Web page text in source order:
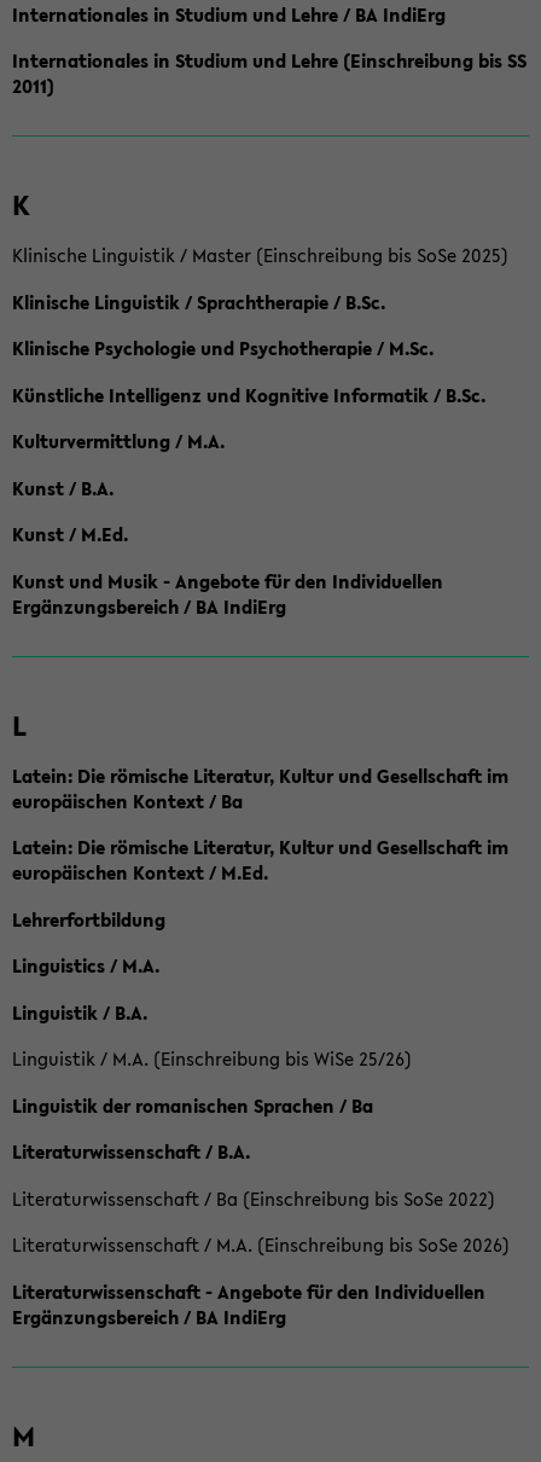
Internationales in Studium und Lehre / BA IndiErg
Internationales in Studium und Lehre (Einschreibung bis SS
2011)
K
Klinische Linguistik / Master (Einschreibung bis SoSe 2025)
Klinische Linguistik / Sprachtherapie / B.Sc.
Klinische Psychologie und Psychotherapie / M.Sc.
Künstliche Intelligenz und Kognitive Informatik / B.Sc.
Kulturvermittlung / M.A.
Kunst / B.A.
Kunst / M.Ed.
Kunst und Musik - Angebote für den Individuellen
Ergänzungsbereich / BA IndiErg
L
Latein: Die römische Literatur, Kultur und Gesellschaft im
europäischen Kontext / Ba
Latein: Die römische Literatur, Kultur und Gesellschaft im
europäischen Kontext / M.Ed.
Lehrerfortbildung
Linguistics / M.A.
Linguistik / B.A.
Linguistik / M.A. (Einschreibung bis WiSe 25/26)
Linguistik der romanischen Sprachen / Ba
Literaturwissenschaft / B.A.
Literaturwissenschaft / Ba (Einschreibung bis SoSe 2022)
Literaturwissenschaft / M.A. (Einschreibung bis SoSe 2026)
Literaturwissenschaft - Angebote für den Individuellen
Ergänzungsbereich / BA IndiErg
M